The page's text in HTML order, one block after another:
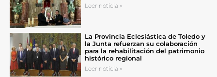
Leer noticia »
La Provincia Eclesiástica de Toledo y
la Junta refuerzan su colaboración
para la rehabilitación del patrimonio
histórico regional
Leer noticia »